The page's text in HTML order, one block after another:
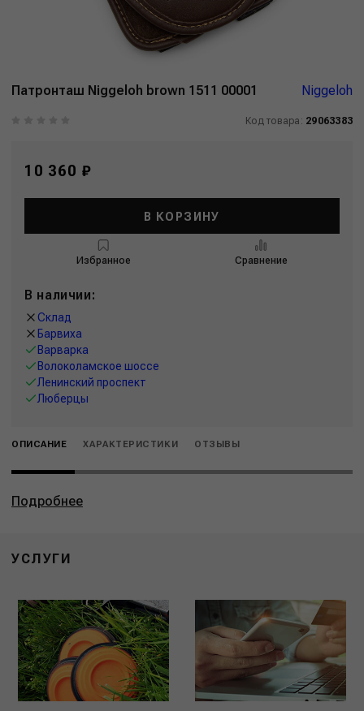
Патронташ Niggeloh brown 1511 00001 Niggeloh
Код товара: 29063383
10 360 ₽
В КОРЗИНУ
Избранное Сравнение
В наличии:
Склад
Барвиха
Варварка
Волоколамское шоссе
Ленинский проспект
Люберцы
ОПИСАНИЕ ХАРАКТЕРИСТИКИ ОТЗЫВЫ
Подробнее
УСЛУГИ